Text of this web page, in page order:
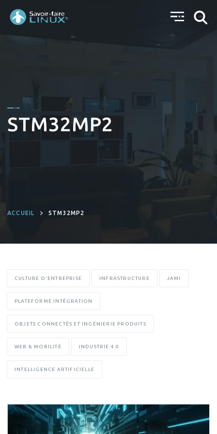
STM32MP2
ACCUEIL STM32MP2
CULTURE D'ENTREPRISE INFRASTRUCTURE JAMI
PLATEFORME INTÉGRATION
OBJETS CONNECTÉS ET INGÉNIERIE PRODUITS
WEB & MOBILITÉ INDUSTRIE 4.0
INTELLIGENCE ARTIFICIELLE